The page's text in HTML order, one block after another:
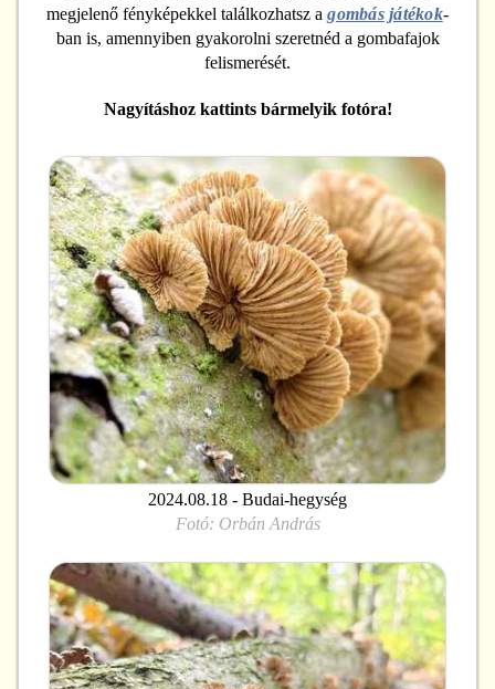
megjelenő fényképekkel találkozhatsz a gombás játékok-
ban is, amennyiben gyakorolni szeretnéd a gombafajok
felismerését.
Nagyításhoz kattints bármelyik fotóra!
2024.08.18 - Budai-hegység
Fotó: Orbán András